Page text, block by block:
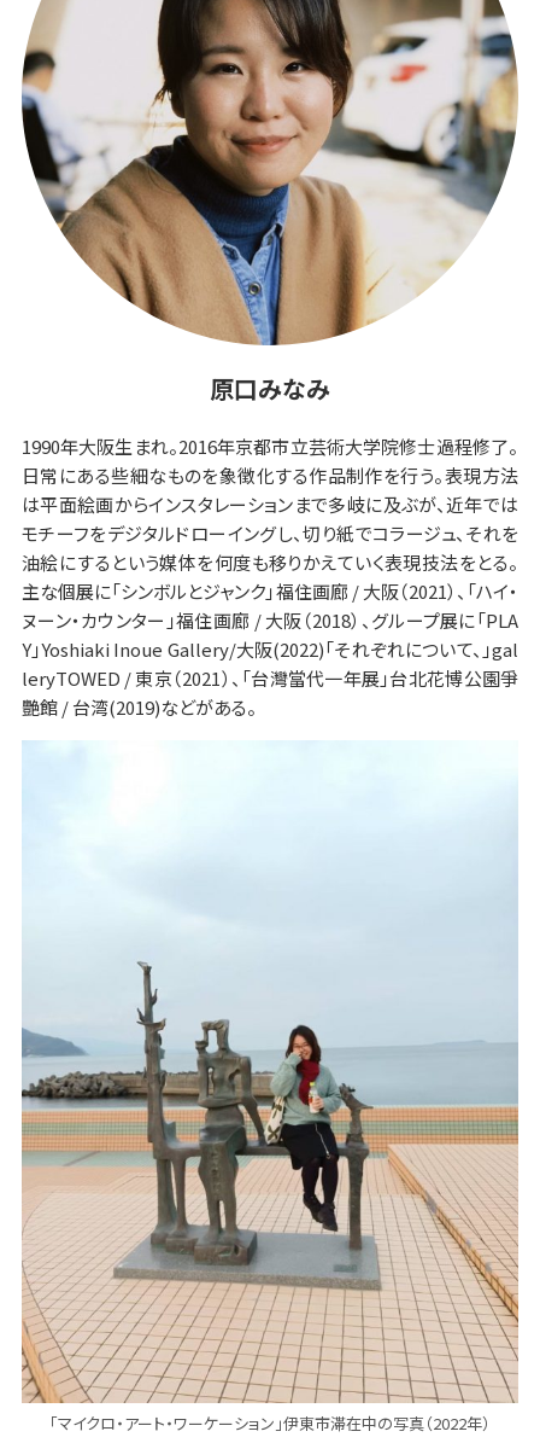
原口みなみ
1990年大阪生まれ。2016年京都市立芸術大学院修士過程修了。
日常にある些細なものを象徴化する作品制作を行う。表現方法
は平面絵画からインスタレーションまで多岐に及ぶが、近年では
モチーフをデジタルドローイングし、切り紙でコラージュ、それを
油絵にするという媒体を何度も移りかえていく表現技法をとる。
主な個展に「シンボルとジャンク」福住画廊 / 大阪（2021）、「ハイ・
ヌーン・カウンター」福住画廊 / 大阪（2018）、グループ展に「PLA
Y」Yoshiaki Inoue Gallery/大阪(2022)「それぞれについて、」gal
leryTOWED / 東京（2021）、「台灣當代一年展」台北花博公園爭
艷館 / 台湾(2019)などがある。
「マイクロ・アート・ワーケーション」伊東市滞在中の写真（2022年）